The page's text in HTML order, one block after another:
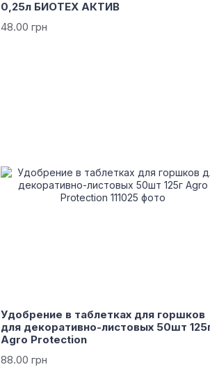
0,25л БИОТЕХ АКТИВ
48.00 грн
Удобрение в таблетках для горшков
для декоративно-листовых 50шт
Agro Protection
88.00 грн